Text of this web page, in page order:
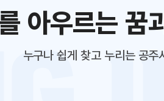
아우르는 꿈
누구나 쉽게 찾고 누리는 공주